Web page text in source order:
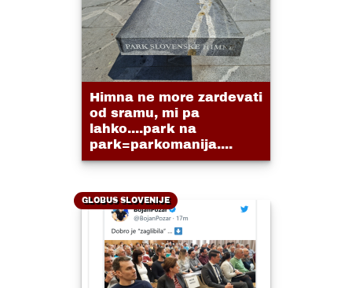
Himna ne more zardevati
od sramu, mi pa
lahko....park na
park=parkomanija....
GLOBUS SLOVENIJE